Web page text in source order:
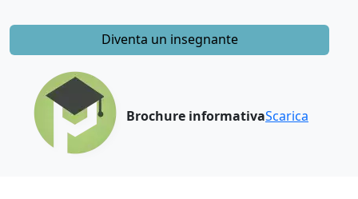
Diventa un insegnante
Brochure informativaScarica